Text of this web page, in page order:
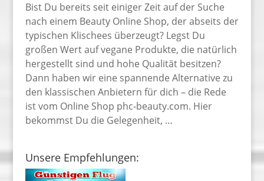
Bist Du bereits seit einiger Zeit auf der Suche
nach einem Beauty Online Shop, der abseits der
typischen Klischees überzeugt? Legst Du
großen Wert auf vegane Produkte, die natürlich
hergestellt sind und hohe Qualität besitzen?
Dann haben wir eine spannende Alternative zu
den klassischen Anbietern für dich – die Rede
ist vom Online Shop phc-beauty.com. Hier
bekommst Du die Gelegenheit, …
Unsere Empfehlungen: